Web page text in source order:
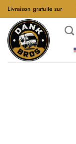
Aller
au
contenu
Livraison gratuite sur